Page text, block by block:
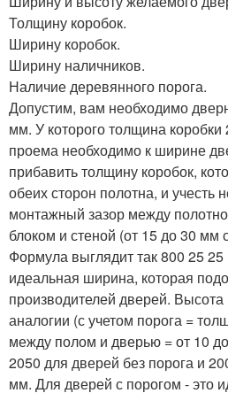
Толщину коробок.
Ширину коробок.
Ширину наличников.
Наличие деревянного порога.
Допустим, вам необходимо
мм. У которого толщина
проема необходимо к ширине
прибавить толщину коробок,
обеих сторон полотна, и учесть
монтажный зазор между
блоком и стеной (от 15 до 30 мм
Формула выглядит так 800 25
идеальная ширина, которая
производителей дверей.
аналогии (с учетом порога =
между полом и дверью = от 10
2050 для дверей без порога и
мм. Для дверей с порогом - это